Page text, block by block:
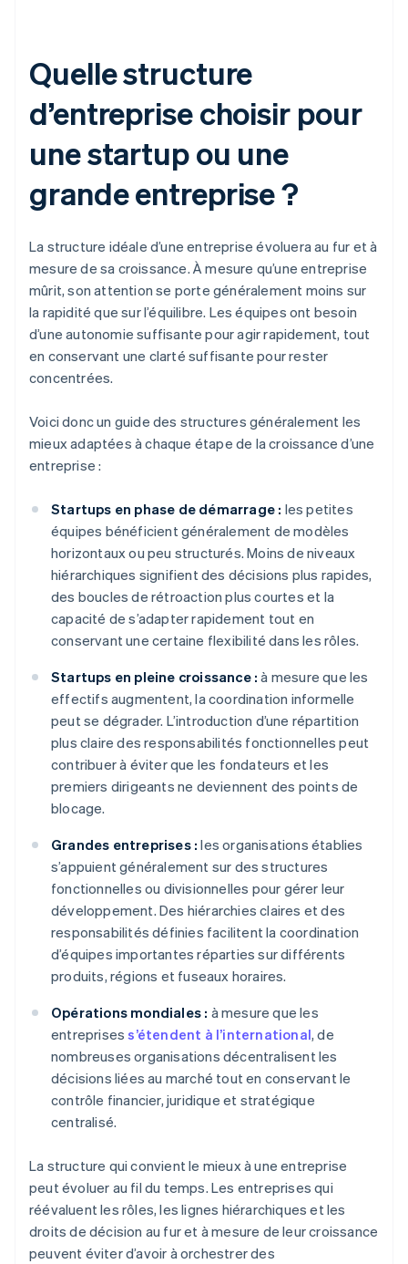
Quelle structure
d’entreprise choisir pour
une startup ou une
grande entreprise ?
La structure idéale d’une entreprise évoluera au fur et à
mesure de sa croissance. À mesure qu’une entreprise
mûrit, son attention se porte généralement moins sur
la rapidité que sur l’équilibre. Les équipes ont besoin
d’une autonomie suffisante pour agir rapidement, tout
en conservant une clarté suffisante pour rester
concentrées.
Voici donc un guide des structures généralement les
mieux adaptées à chaque étape de la croissance d’une
entreprise :
Startups en phase de démarrage : les petites
équipes bénéficient généralement de modèles
horizontaux ou peu structurés. Moins de niveaux
hiérarchiques signifient des décisions plus rapides,
des boucles de rétroaction plus courtes et la
capacité de s’adapter rapidement tout en
conservant une certaine flexibilité dans les rôles.
Startups en pleine croissance : à mesure que les
effectifs augmentent, la coordination informelle
peut se dégrader. L’introduction d’une répartition
plus claire des responsabilités fonctionnelles peut
contribuer à éviter que les fondateurs et les
premiers dirigeants ne deviennent des points de
blocage.
Grandes entreprises : les organisations établies
s’appuient généralement sur des structures
fonctionnelles ou divisionnelles pour gérer leur
développement. Des hiérarchies claires et des
responsabilités définies facilitent la coordination
d’équipes importantes réparties sur différents
produits, régions et fuseaux horaires.
Opérations mondiales : à mesure que les
entreprisess’étendent à l’international, de
nombreuses organisations décentralisent les
décisions liées au marché tout en conservant le
contrôle financier, juridique et stratégique
centralisé.
La structure qui convient le mieux à une entreprise
peut évoluer au fil du temps. Les entreprises qui
réévaluent les rôles, les lignes hiérarchiques et les
droits de décision au fur et à mesure de leur croissance
peuvent éviter d’avoir à orchestrer des